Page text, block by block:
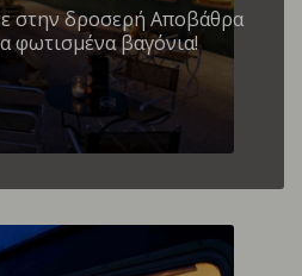
στην δροσερή Αποβάθρα
φωτισμένα βαγόνια!